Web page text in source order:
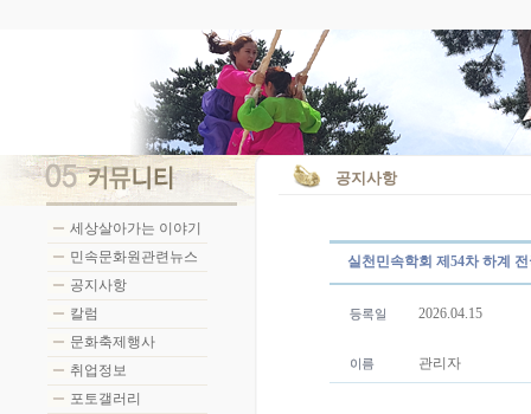
세상살아가는 이야기
민속문화원관련뉴스
공지사항
칼럼
문화축제행사
취업정보
포토갤러리
공지사항
실천민속학회 제54차 하계
2026.04.15
관리자